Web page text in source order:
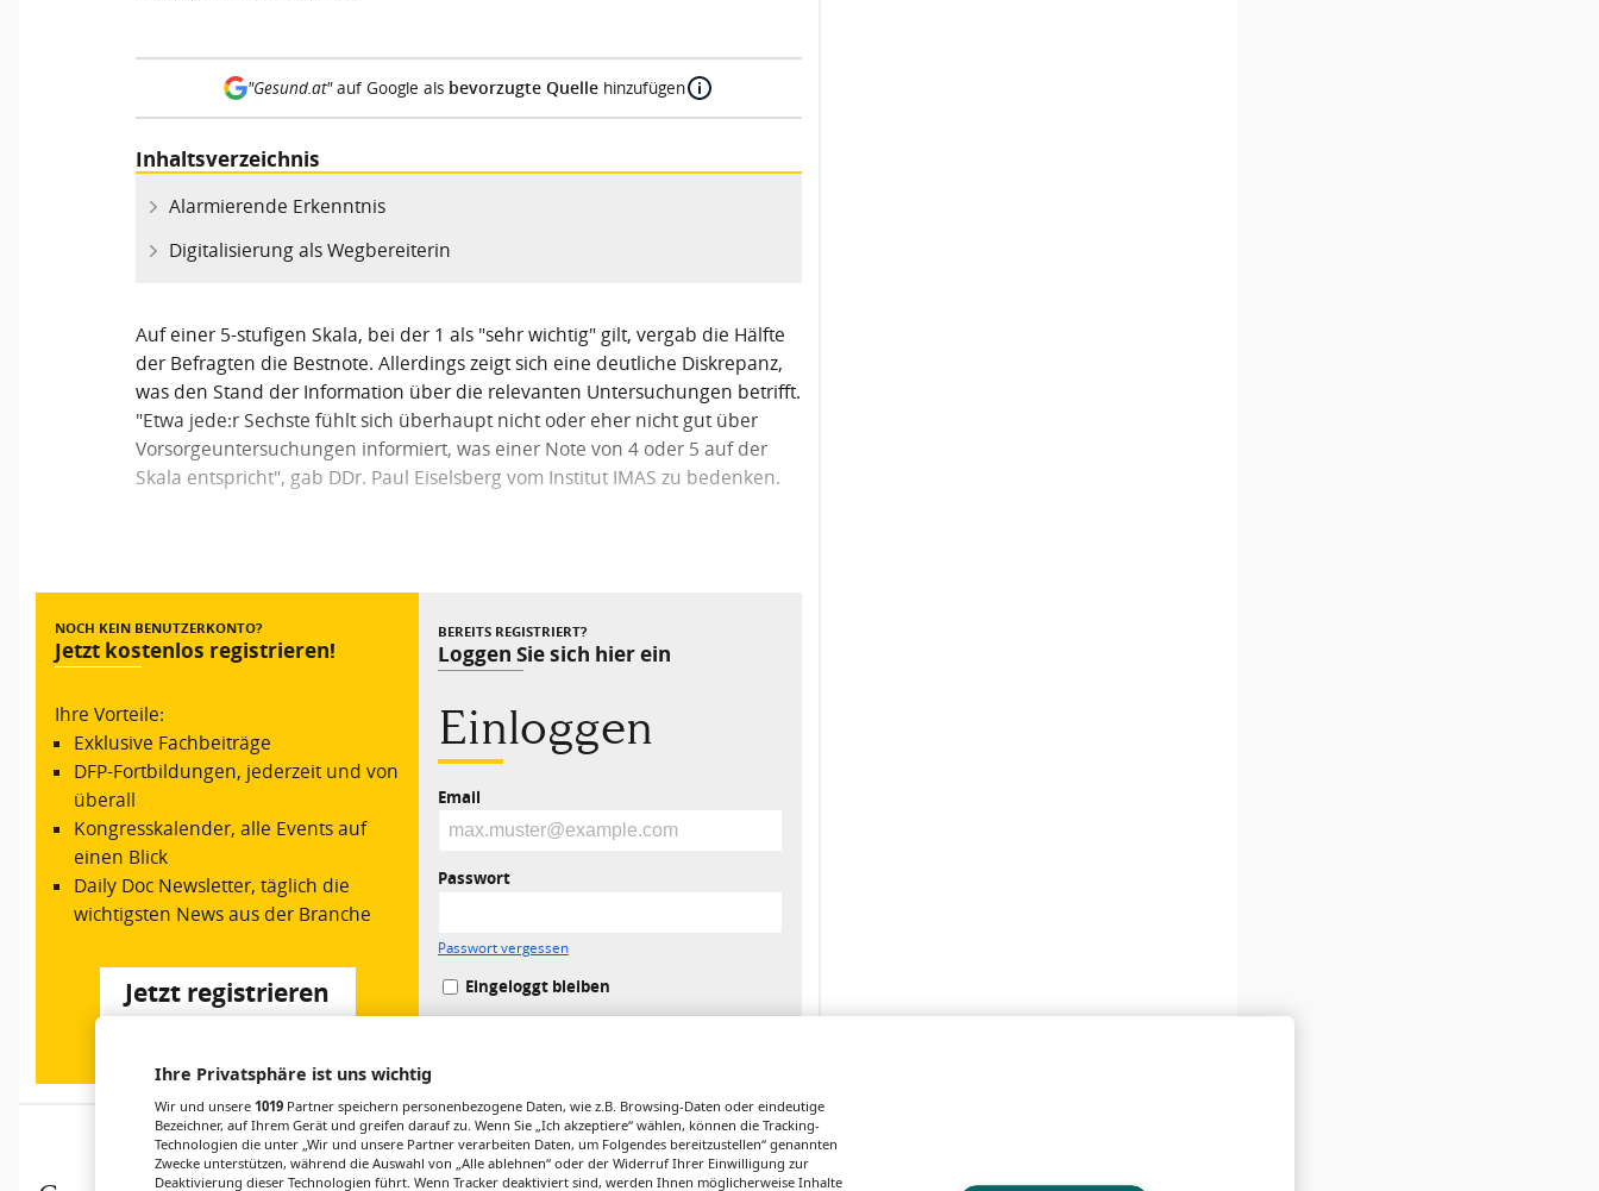
"Gesund.at"auf Google als bevorzugte Quellehinzufügen
Inhaltsverzeichnis
Alarmierende Erkenntnis
Digitalisierung als Wegbereiterin
Auf einer 5-stufigen Skala, bei der 1 als "sehr wichtig" gilt, vergab die Hälfte
der Befragten die Bestnote. Allerdings zeigt sich eine deutliche Diskrepanz,
was den Stand der Information über die relevanten Untersuchungen betrifft.
"Etwa jede:r Sechste fühlt sich überhaupt nicht oder eher nicht gut über
Vorsorgeuntersuchungen informiert, was einer Note von 4 oder 5 auf der
Skala entspricht", gab DDr. Paul Eiselsberg vom Institut IMAS zu bedenken.
NOCH KEIN BENUTZERKONTO?
Jetzt kostenlos registrieren!
Ihre Vorteile:
Exklusive Fachbeiträge
DFP-Fortbildungen, jederzeit und von
überall
Kongresskalender, alle Events auf
einen Blick
Daily Doc Newsletter, täglich die
wichtigsten News aus der Branche
Jetzt registrieren
BEREITS REGISTRIERT?
Loggen Sie sich hier ein
Einloggen
Email
Passwort
Passwort vergessen
Eingeloggt bleiben
Ihre Privatsphäre ist uns wichtig
Wir und unsere 1019 Partner speichern personenbezogene Daten, wie z.B. Browsing-Daten oder eindeutige
Bezeichner, auf Ihrem Gerät und greifen darauf zu. Wenn Sie „Ich akzeptiere“ wählen, können die Tracking-
Technologien die unter „Wir und unsere Partner verarbeiten Daten, um Folgendes bereitzustellen“ genannten
Zwecke unterstützen, während die Auswahl von „Alle ablehnen“ oder der Widerruf Ihrer Einwilligung zur
Deaktivierung dieser Technologien führt. Wenn Tracker deaktiviert sind, werden Ihnen möglicherweise Inhalte